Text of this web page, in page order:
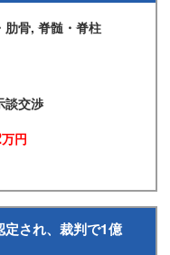
肋骨, 脊髄・脊柱
談交渉
万円
され、裁判で1億